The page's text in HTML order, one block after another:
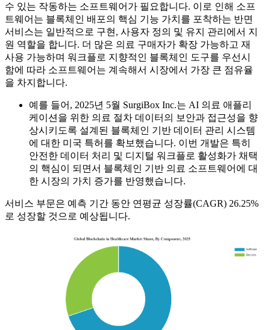
수 있는 작동하는 소프트웨어가 필요합니다. 이로 인해 소프
트웨어는 블록체인 배포의 핵심 기능 가치를 포착하는 반면
서비스는 일반적으로 구현, 사용자 정의 및 유지 관리에서 지
원 역할을 합니다. 더 많은 의료 구매자가 확장 가능하고 재
사용 가능하며 워크플로 지향적인 블록체인 도구를 우선시
함에 따라 소프트웨어는 계속해서 시장에서 가장 큰 점유율
을 차지합니다.
예를 들어, 2025년 5월 SurgiBox Inc.는 AI 의료 애플리
케이션을 위한 의료 절차 데이터의 보안과 접근성을 향
상시키도록 설계된 블록체인 기반 데이터 관리 시스템
에 대한 미국 특허를 확보했습니다. 이번 개발은 특히
안전한 데이터 처리 및 디지털 워크플로 활성화가 채택
의 핵심이 되면서 블록체인 기반 의료 소프트웨어에 대
한 시장의 가치 증가를 반영했습니다.
서비스 부문은 예측 기간 동안 연평균 성장률(CAGR) 26.25%
로 성장할 것으로 예상됩니다.